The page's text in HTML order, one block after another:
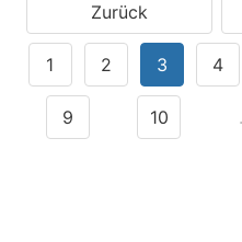
Zurück
1 2 3 4
9 10